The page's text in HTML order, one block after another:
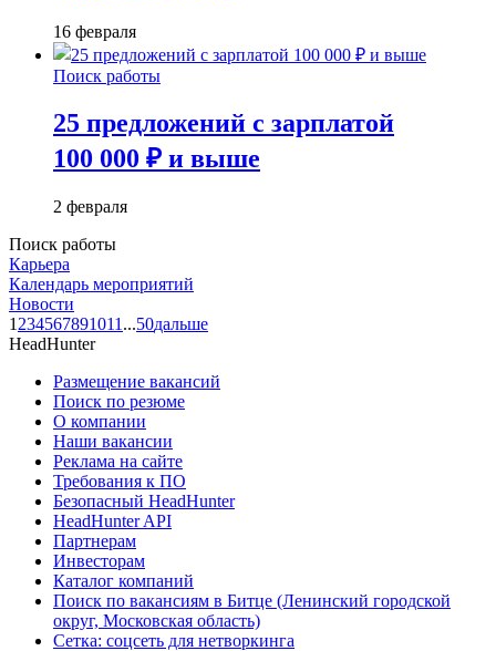
16 февраля
Поиск работы
25 предложений с зарплатой
100 000 ₽ и выше
2 февраля
Поиск работы
Карьера
Календарь мероприятий
Новости
1 234567891011 ...50дальше
HeadHunter
Размещение вакансий
Поиск по резюме
О компании
Наши вакансии
Реклама на сайте
Требования к ПО
Безопасный HeadHunter
HeadHunter API
Партнерам
Инвесторам
Каталог компаний
Поиск по вакансиям в Битце (Ленинский городской
округ, Московская область)
Сетка: соцсеть для нетворкинга